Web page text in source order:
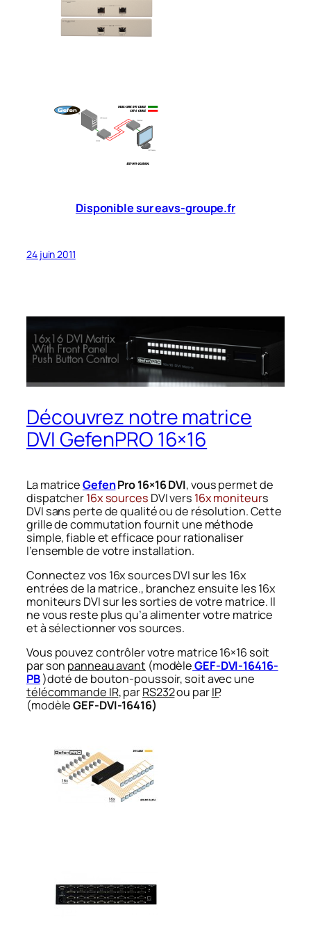
Disponible sur eavs-groupe.fr
24 juin 2011
Découvrez notre matrice
DVI GefenPRO 16×16
La matriceGefenPro16×16 DVI, vous permet de
dispatcher16x sources DVI vers 16x moniteurs
DVI sans perte de qualité ou de résolution. Cette
grille de commutation fournit une méthode
simple, fiable et efficace pour rationaliser
l’ensemble de votre installation.
Connectez vos 16x sources DVI sur les 16x
entrées de la matrice., branchez ensuite les 16x
moniteurs DVI sur les sorties de votre matrice. Il
ne vous reste plus qu’a alimenter votre matrice
et à sélectionner vos sources.
Vous pouvez contrôler votre matrice 16×16 soit
par son panneau avant (modèleGEF-DVI-16416-
PB)doté de bouton-poussoir, soitavec une
télécommande IR, parRS232ou parIP.
(modèleGEF-DVI-16416)